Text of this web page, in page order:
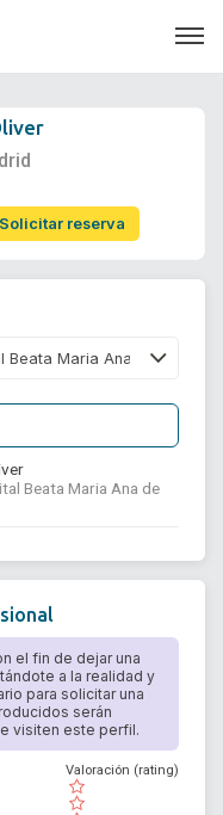
Solicitar reserva
Beata Maria Ana de
el fin de dejar una
a la realidad y
para solicitar una
serán
visiten este perfil.
( )
( )
Valoración (rating)